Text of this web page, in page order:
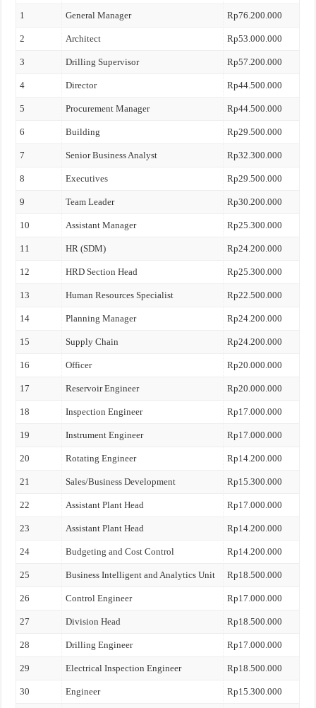
1 General Manager Rp76.200.000
2 Architect Rp53.000.000
3 Drilling Supervisor Rp57.200.000
4 Director Rp44.500.000
5 Procurement Manager Rp44.500.000
6 Building Rp29.500.000
7 Senior Business Analyst Rp32.300.000
8 Executives Rp29.500.000
9 Team Leader Rp30.200.000
10 Assistant Manager Rp25.300.000
11 HR (SDM) Rp24.200.000
12 HRD Section Head Rp25.300.000
13 Human Resources Specialist Rp22.500.000
14 Planning Manager Rp24.200.000
15 Supply Chain Rp24.200.000
16 Officer Rp20.000.000
17 Reservoir Engineer Rp20.000.000
18 Inspection Engineer Rp17.000.000
19 Instrument Engineer Rp17.000.000
20 Rotating Engineer Rp14.200.000
21 Sales/Business Development Rp15.300.000
22 Assistant Plant Head Rp17.000.000
23 Assistant Plant Head Rp14.200.000
24 Budgeting and Cost Control Rp14.200.000
25 Business Intelligent and Analytics Unit Rp18.500.000
26 Control Engineer Rp17.000.000
27 Division Head Rp18.500.000
28 Drilling Engineer Rp17.000.000
29 Electrical Inspection Engineer Rp18.500.000
30 Engineer Rp15.300.000